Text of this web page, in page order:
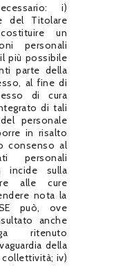
i)
del Titolare
un
personali
più possibile
parte della
al fine di
di cura
di tali
personale
in risalto
consenso al
personali
incide sulla
alle cure
nota la
può, ove
anche
ritenuto
della
collettività; iv)